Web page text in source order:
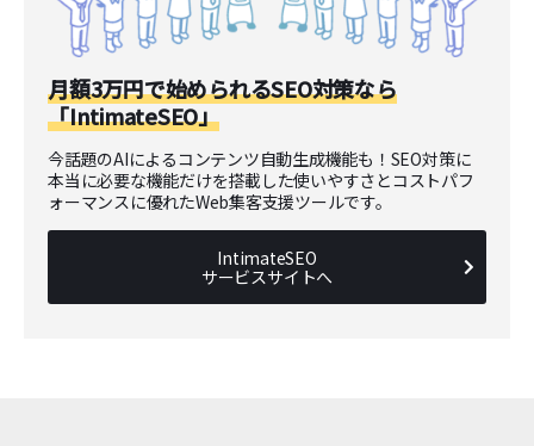
月額3万円で始められるSEO対策なら
「IntimateSEO」
今話題のAIによるコンテンツ自動生成機能も！SEO対策に
本当に必要な機能だけを搭載した使いやすさとコストパフ
ォーマンスに優れたWeb集客支援ツールです。
IntimateSEO
サービスサイトへ